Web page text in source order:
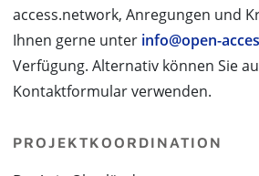
access.network, Anregungen und
Ihnen gerne unter info@open-
Verfügung. Alternativ können Sie
Kontaktformular verwenden.
PROJEKTKOORDINATION